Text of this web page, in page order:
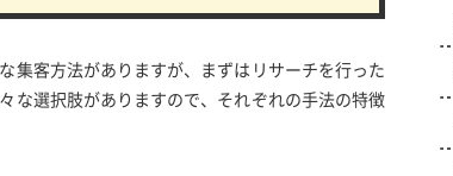
集客方法がありますが、まずはリサーチを行った
な選択肢がありますので、それぞれの手法の特徴